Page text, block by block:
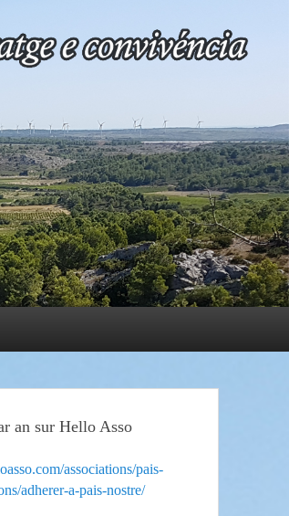
an sur Hello Asso
associations/pais-
adherer-a-pais-nostre/